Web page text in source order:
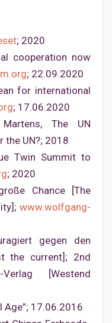
; 2020
cooperation now
; 22.09.2020
for international
; 17.06.2020
The UN
the UN?; 2018
Twin Summit to
; 2020
Chance [The
www.wolfgang-
gegen den
the current]; 2nd
[Westend
Age”; 17.06.2016